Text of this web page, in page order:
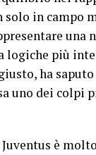
in campo
una
logiche più
ha
uno dei
è